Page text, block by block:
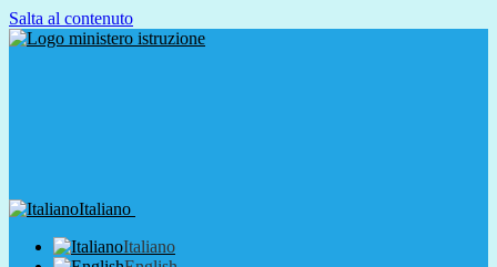
Salta al contenuto
Italiano
Italiano